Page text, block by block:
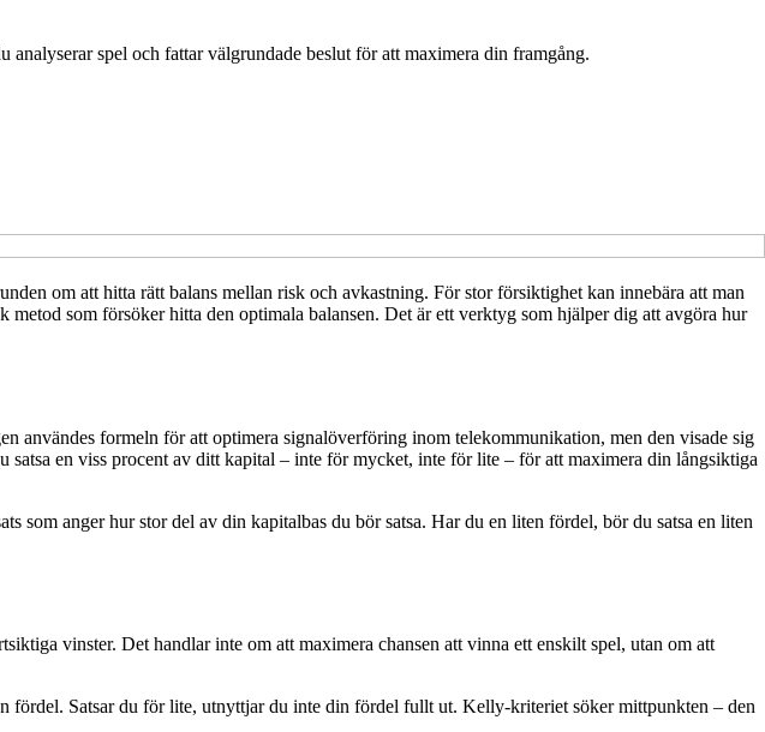
spel och fattar välgrundade beslut för att maximera din framgång.
om att hitta rätt balans mellan risk och avkastning. För stor försiktighet kan innebära att man
som försöker hitta den optimala balansen. Det är ett verktyg som hjälper dig att avgöra hur
formeln för att optimera signalöverföring inom telekommunikation, men den visade sig
en viss procent av ditt kapital – inte för mycket, inte för lite – för att maximera din långsiktiga
som anger hur stor del av din kapitalbas du bör satsa. Har du en liten fördel, bör du satsa en liten
vinster. Det handlar inte om att maximera chansen att vinna ett enskilt spel, utan om att
fördel. Satsar du för lite, utnyttjar du inte din fördel fullt ut. Kelly-kriteriet söker mittpunkten – den